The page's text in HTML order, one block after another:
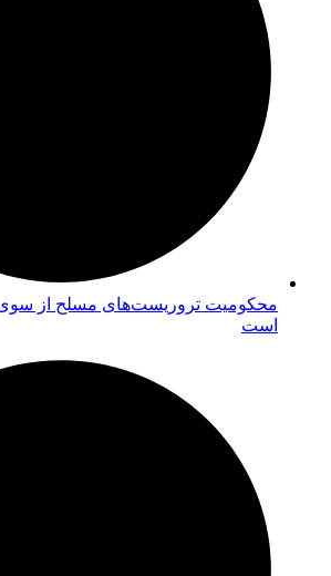
محکومیت تروریست‌های مسلح از سوی
است